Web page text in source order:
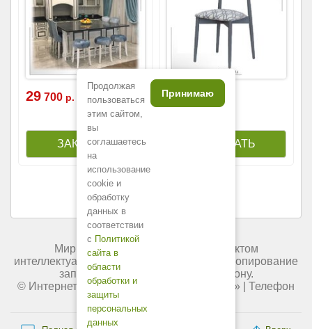
29 700 р. 23 800р.
Мир мебели России является объектом
интеллектуальной собственности. Любое копирование
запрещено и преследуется по закону.
© Интернет-магазин « Мир мебели России
» | Телефон
+7 (495) 227-84-45.
Продолжая
пользоваться
этим сайтом,
вы
соглашаетесь
на
использование
cookie и
обработку
данных в
соответствии
с Политикой
сайта в
области
обработки и
защиты
персональных
данных
Принимаю